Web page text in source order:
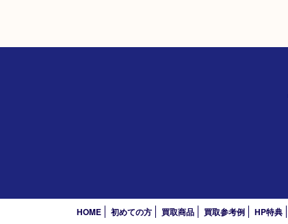
HOME 初めての方 買取商品 買取参考例 HP特典